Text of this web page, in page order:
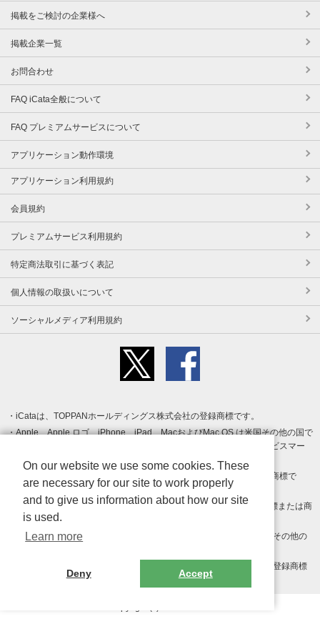
掲載をご検討の企業様へ
掲載企業一覧
お問合わせ
FAQ iCata全般について
FAQ プレミアムサービスについて
アプリケーション動作環境
アプリケーション利用規約
会員規約
プレミアムサービス利用規約
特定商法取引に基づく表記
個人情報の取扱いについて
ソーシャルメディア利用規約
iCataは、TOPPANホールディングス株式会社の登録商標です。
Apple、Apple ロゴ、iPhone、iPad、MacおよびMac OS は米国その他の国で
登録された Apple Inc. の商標です。App Store は Apple Inc. のサービスマー
クです。
Android、Google Play および Google Play ロゴ は Google LLC の商標で
す。
Windows は Microsoft Inc.の米国およびその他の国における登録商標または商
標です。
Adobe、Adobe Reader、Adobe PDF は、Adobe Inc.の米国およびその他の
その他、記載されている会社名、商品名、ロゴは各社の商標または登録商標
On our website we use some cookies. These
are necessary for our site to work properly
and to give us information about how our site
is used.
Learn more
Deny Accept